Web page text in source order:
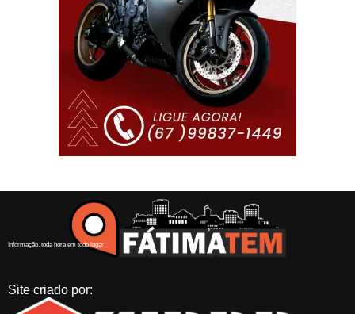
Informação, toda hora em todo lugar
Site criado por: